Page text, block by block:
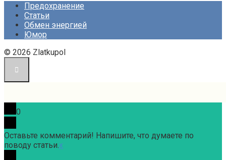
Предохранение
Статьи
Обмен энергией
Юмор
© 2026 Zlatkupol
0
Оставьте комментарий! Напишите, что думаете по
поводу статьи.x